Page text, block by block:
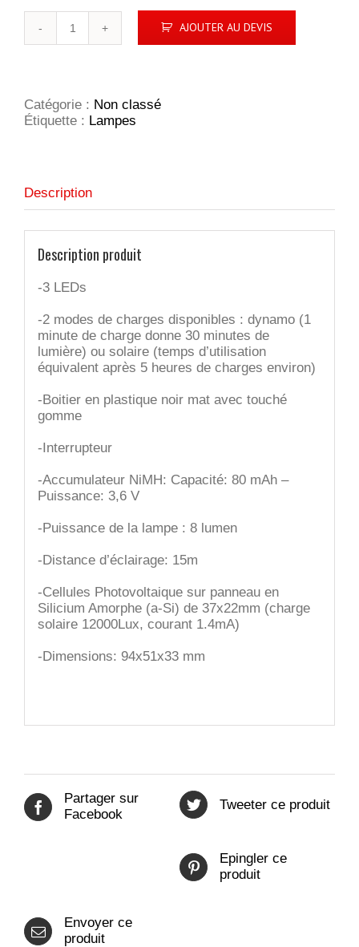
AJOUTER AU DEVIS
Catégorie : Non classé
Étiquette : Lampes
Description
Description produit
-3 LEDs
-2 modes de charges disponibles : dynamo (1
minute de charge donne 30 minutes de
lumière) ou solaire (temps d’utilisation
équivalent après 5 heures de charges environ)
-Boitier en plastique noir mat avec touché
gomme
-Interrupteur
-Accumulateur NiMH: Capacité: 80 mAh –
Puissance: 3,6 V
-Puissance de la lampe : 8 lumen
-Distance d’éclairage: 15m
-Cellules Photovoltaique sur panneau en
Silicium Amorphe (a-Si) de 37x22mm (charge
solaire 12000Lux, courant 1.4mA)
-Dimensions: 94x51x33 mm
Partager sur
Facebook
Tweeter ce produit
Epingler ce
produit
Envoyer ce
produit